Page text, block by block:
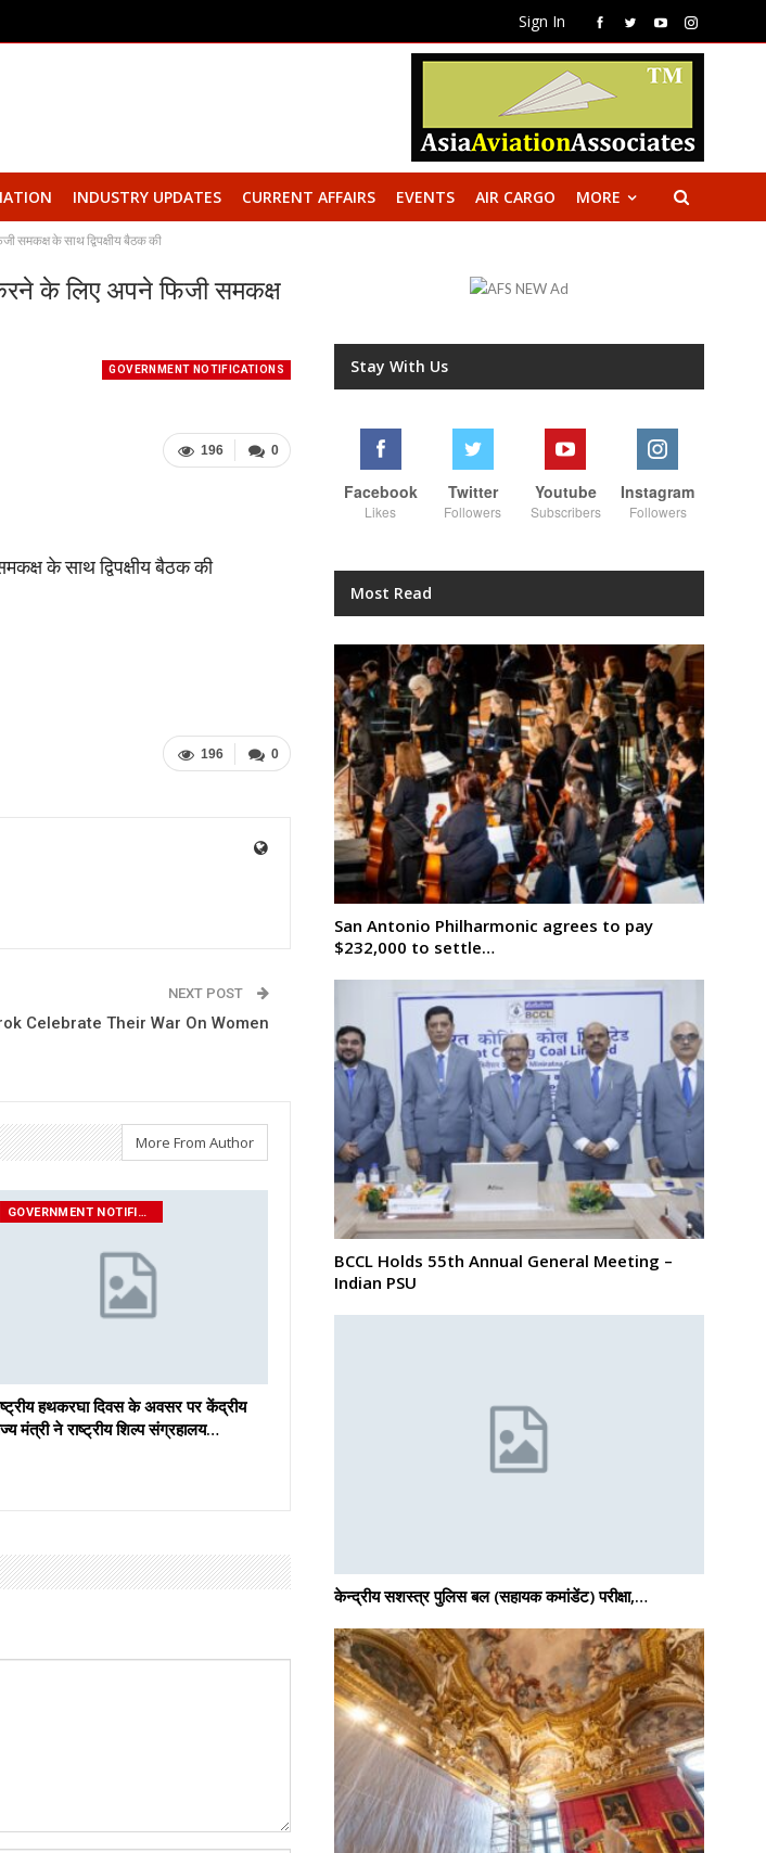
Sign In
INDUSTRY UPDATES CURRENT AFFAIRS EVENTS AIR CARGO MORE
समकक्ष के साथ द्विपक्षीय बैठक की
के लिए अपने फिजी समकक्ष
GOVERNMENT NOTIFICATIONS
0
196
के साथ द्विपक्षीय बैठक की
0
196
NEXT POST
Celebrate Their War On Women
More From Author
GOVERNMENT NOTIFICATIONS
हथकरघा दिवस के अवसर पर केंद्रीय
मंत्री ने राष्ट्रीय शिल्प संग्रहालय…
Stay With Us
Facebook
Likes
Twitter
Followers
Youtube
Subscribers
Instagram
Followers
Most Read
San Antonio Philharmonic agrees to pay
$232,000 to settle…
BCCL Holds 55th Annual General Meeting –
Indian PSU
केन्द्रीय सशस्‍त्र पुलिस बल (सहायक कमांडेंट) परीक्षा,…